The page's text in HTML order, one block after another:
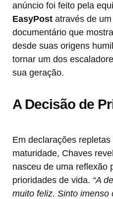
anúncio foi feito pela
EasyPost através de
documentário que
desde suas origens
tornar um dos
sua geração.
A Decisão de
Em declarações
maturidade, Chaves
nasceu de uma reflexão
prioridades de vida. “A
muito feliz. Sinto imenso